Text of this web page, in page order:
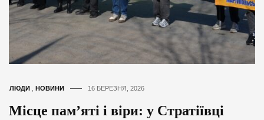
ЛЮДИ НОВИНИ 16 БЕРЕЗНЯ, 2026
Місце пам’яті і віри: у Стратіївці